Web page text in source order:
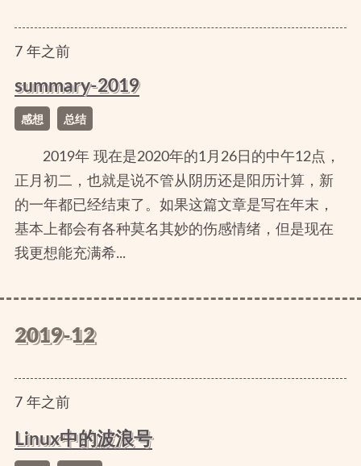
7年之前
summary-2019
感想 总结
2019年 现在是2020年的1月26日的中午12点，
正月初二，也就是说不管从阴历还是阳历计算，新
的一年都已经结束了。如果这篇文章是写在年末，
基本上都会有各种莫名其妙的伤感情绪，但是现在
我更想能充满希...
2019-12
7年之前
Linux中的波浪号